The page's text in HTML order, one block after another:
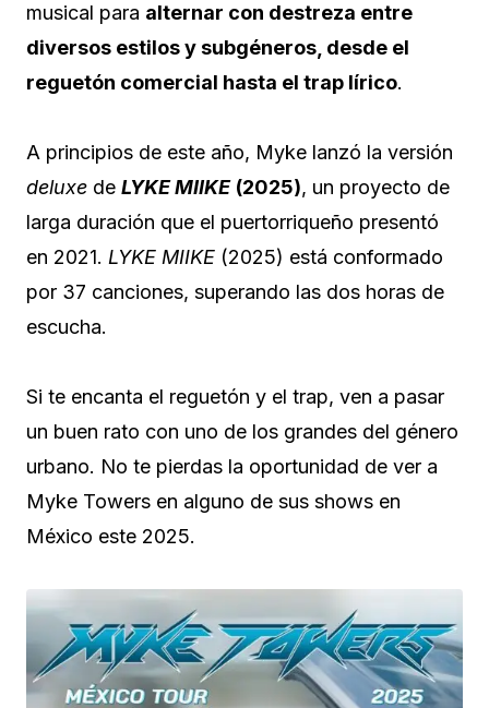
musical para alternar con destreza entre
diversos estilos y subgéneros, desde el
reguetón comercial hasta el trap lírico.
A principios de este año, Myke lanzó la versión
deluxe de LYKE MIIKE (2025), un proyecto de
larga duración que el puertorriqueño presentó
en 2021. LYKE MIIKE (2025) está conformado
por 37 canciones, superando las dos horas de
escucha.
Si te encanta el reguetón y el trap, ven a pasar
un buen rato con uno de los grandes del género
urbano. No te pierdas la oportunidad de ver a
Myke Towers en alguno de sus shows en
México este 2025.